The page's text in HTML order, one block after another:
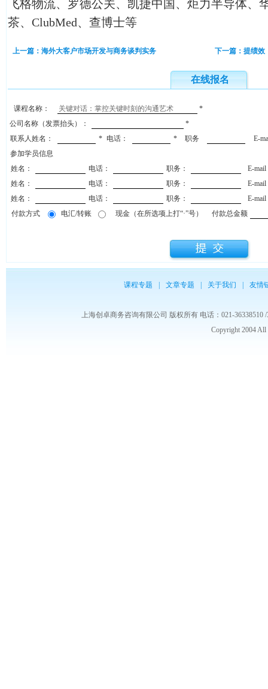
飞格物流、罗德公关、凯捷中国、炬力半导体、
茶、ClubMed、查博士等
上一篇：海外大客户市场开发与商务谈判实务 下一篇：提绩效
在线报名
课程名称：
*
公司名称（发票抬头）：
*
联系人姓名：
* 电话： * 职务
E-
参加学员信息
姓名：
电话： 职务：
E-mail
姓名：
电话： 职务：
E-mail
姓名：
电话： 职务：
E-mail
付款方式
电汇/转账 现金（在所选项上打“·”号） 付款总金额
课程专题 文章专题 关于我们 友情
上海创卓商务咨询有限公司 版权所有 电话：021-36338510 /
Copyright 2004 All